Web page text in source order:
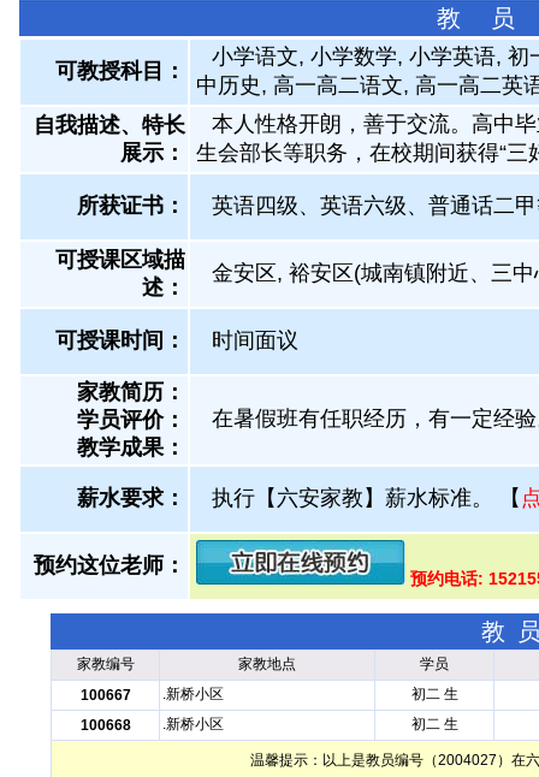
教 员
可教授科目：
小学语文, 小学数学, 小学英语,
中历史, 高一高二语文, 高一高二英
自我描述、特长
展示 ：
本人性格开朗，善于交流。高中
生会部长等职务，在校期间获得“三
所获证书 ： 英语四级、英语六级、普通话二
可授课区域描
述：
金安区, 裕安区(城南镇附近、三
可授课时间： 时间面议
家教简历：
学员评价：
教学成果：
在暑假班有任职经历，有一定经
薪水要求： 执行【六安家教】薪水标准。 【
预约这位老师：
预约电话:
教
家教编号 家教地点
学员
100667
.新桥小区
初二 生
100668
.新桥小区 初二 生
温馨提示：以上是教员编号（2004027）在